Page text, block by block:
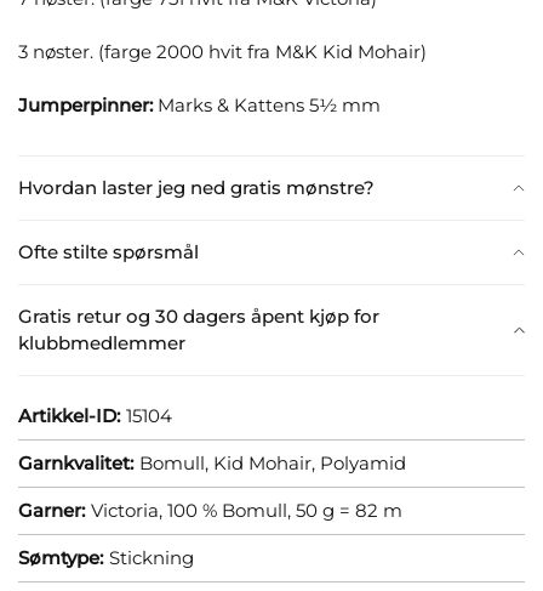
Hvordan laster jeg ned gratis mønstre?
Ofte stilte spørsmål
Gratis retur og 30 dagers åpent kjøp for
klubbmedlemmer
3 nøster. (farge 2000 hvit fra M&K Kid Mohair)
Jumperpinner:Marks & Kattens 5½ mm
Artikkel-ID: 15104
Garnkvalitet: Bomull, Kid Mohair, Polyamid
Garner: Victoria, 100 % Bomull, 50 g = 82 m
Sømtype: Stickning